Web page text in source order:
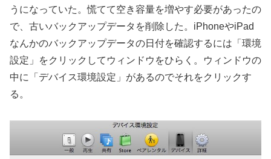
うになっていた。慌てて空き容量を増やす必要があったの
で、古いバックアップデータを削除した。iPhoneやiPad
なんかのバックアップデータの日付を確認するには「環境
設定」をクリックしてウィンドウをひらく。ウィンドウの
中に「デバイス環境設定」があるのでそれをクリックす
る。